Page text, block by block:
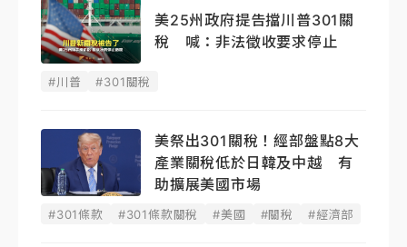
美25州政府提告擋川普301關
稅 喊：非法徵收要求停止
#川普 #301關稅
美祭出301關稅！經部盤點8大
產業關稅低於日韓及中越 有
助擴展美國市場
#301條款 #301條款關稅 #美國 #關稅 #經濟部